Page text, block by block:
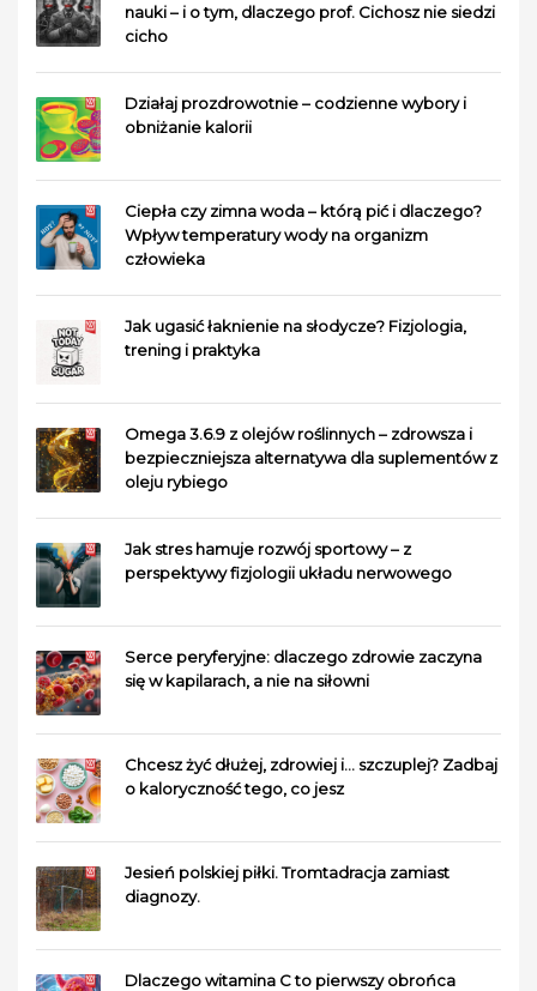
nauki – i o tym, dlaczego prof. Cichosz nie siedzi
cicho
Działaj prozdrowotnie – codzienne wybory i
obniżanie kalorii
Ciepła czy zimna woda – którą pić i dlaczego?
Wpływ temperatury wody na organizm
człowieka
Jak ugasić łaknienie na słodycze? Fizjologia,
trening i praktyka
Omega 3.6.9 z olejów roślinnych – zdrowsza i
bezpieczniejsza alternatywa dla suplementów z
oleju rybiego
Jak stres hamuje rozwój sportowy – z
perspektywy fizjologii układu nerwowego
Serce peryferyjne: dlaczego zdrowie zaczyna
się w kapilarach, a nie na siłowni
Chcesz żyć dłużej, zdrowiej i… szczuplej? Zadbaj
o kaloryczność tego, co jesz
Jesień polskiej piłki. Tromtadracja zamiast
diagnozy.
Dlaczego witamina C to pierwszy obrońca